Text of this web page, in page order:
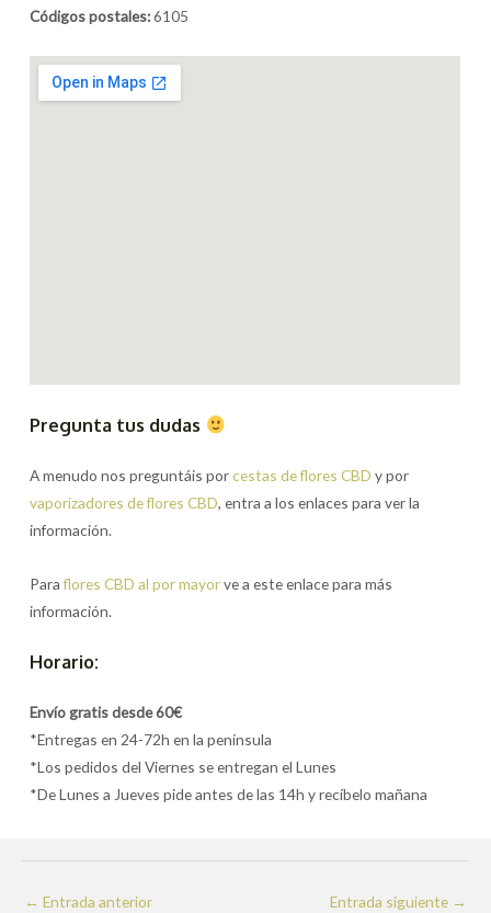
Códigos postales:6105
Pregunta tus dudas
A menudo nos preguntáis porcestas de flores CBD y por
vaporizadores de flores CBD, entra a los enlaces para ver la
información.
Paraflores CBD al por mayorve a este enlace para más
información.
Horario:
Envío gratis desde 60€
*Entregas en 24-72h en la península
*Los pedidos del Viernes se entregan el Lunes
*De Lunes a Jueves pide antes de las 14h y recíbelo mañana
Navegación
← Entrada anterior Entrada siguiente →